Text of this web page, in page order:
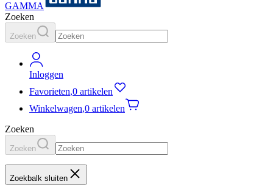
GAMMA
Zoeken
Zoeken
Inloggen
Favorieten,0 artikelen
Winkelwagen,0 artikelen
Zoeken
Zoeken
Zoekbalk sluiten